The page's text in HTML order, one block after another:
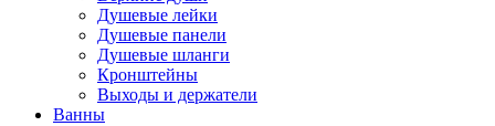
Душевые лейки
Душевые панели
Душевые шланги
Кронштейны
Выходы и держатели
Ванны